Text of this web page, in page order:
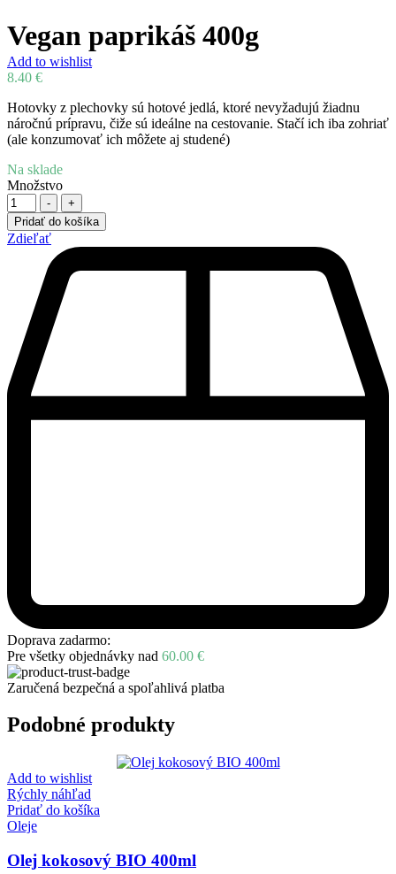
Vegan paprikáš 400g
Add to wishlist
8.40 €
Hotovky z plechovky sú hotové jedlá, ktoré nevyžadujú žiadnu
náročnú prípravu, čiže sú ideálne na cestovanie. Stačí ich iba zohriať
(ale konzumovať ich môžete aj studené)
Na sklade
Množstvo
-
+
Pridať do košíka
Zdieľať
Doprava zadarmo:
Pre všetky objednávky nad 60.00 €
Zaručená bezpečná a spoľahlivá platba
Podobné produkty
Add to wishlist
Rýchly náhľad
Pridať do košíka
Oleje
Olej kokosový BIO 400ml